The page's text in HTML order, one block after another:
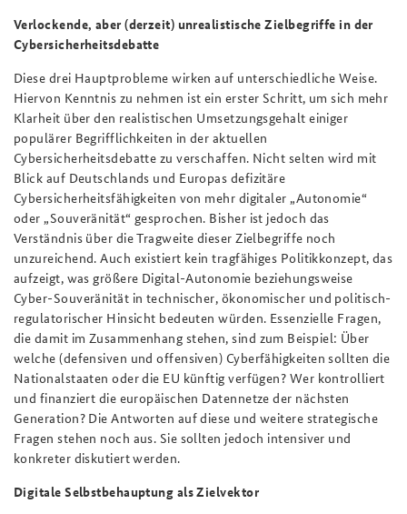
Verlockende, aber (derzeit) unrealistische Zielbegriffe in der
Cybersicherheitsdebatte
Diese drei Hauptprobleme wirken auf unterschiedliche Weise.
Hiervon Kenntnis zu nehmen ist ein erster Schritt, um sich mehr
Klarheit über den realistischen Umsetzungsgehalt einiger
populärer Begrifflichkeiten in der aktuellen
Cybersicherheitsdebatte zu verschaffen. Nicht selten wird mit
Blick auf Deutschlands und Europas defizitäre
Cybersicherheitsfähigkeiten von mehr digitaler „Autonomie“
oder „Souveränität“ gesprochen. Bisher ist jedoch das
Verständnis über die Tragweite dieser Zielbegriffe noch
unzureichend. Auch existiert kein tragfähiges Politikkonzept, das
aufzeigt, was größere Digital-Autonomie beziehungsweise
Cyber-Souveränität in technischer, ökonomischer und politisch-
regulatorischer Hinsicht bedeuten würden. Essenzielle Fragen,
die damit im Zusammenhang stehen, sind zum Beispiel: Über
welche (defensiven und offensiven) Cyberfähigkeiten sollten die
Nationalstaaten oder die EU künftig verfügen? Wer kontrolliert
und finanziert die europäischen Datennetze der nächsten
Generation? Die Antworten auf diese und weitere strategische
Fragen stehen noch aus. Sie sollten jedoch intensiver und
konkreter diskutiert werden.
Digitale Selbstbehauptung als Zielvektor